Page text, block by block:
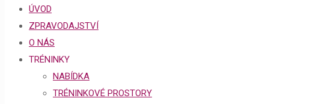
ÚVOD
ZPRAVODAJSTVÍ
O NÁS
TRÉNINKY
NABÍDKA
TRÉNINKOVÉ PROSTORY